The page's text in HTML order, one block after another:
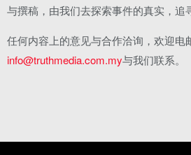
与撰稿，由我们去探索事件的真实，追
任何内容上的意见与合作洽询，欢迎电
info@truthmedia.com.my与我们联系。